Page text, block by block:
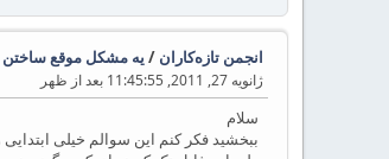
انجمن تازه‌کاران / یه مشکل موقع ساختن
ژانویه 27, 2011, 11:45:55 بعد از ظهر
سلام
ببخشید فکر کنم این سوالم خیلی